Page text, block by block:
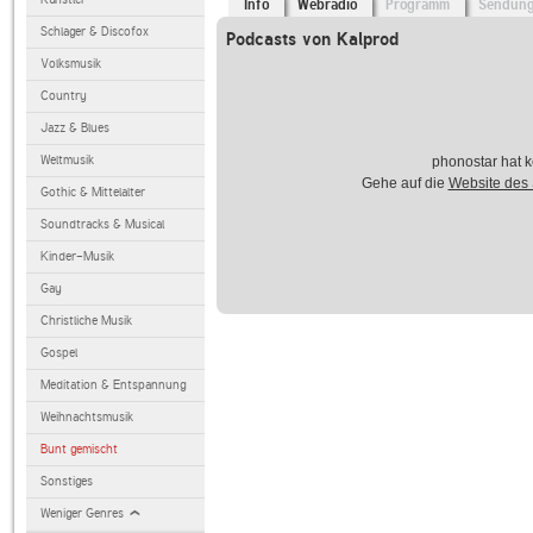
Schlager & Discofox
Volksmusik
Country
Jazz & Blues
Weltmusik
Gothic & Mittelalter
Soundtracks & Musical
Kinder-Musik
Gay
Christliche Musik
Gospel
Meditation & Entspannung
Weihnachtsmusik
Bunt gemischt
Sonstiges
Weniger Genres
Info Webradio Programm
Podcasts von Kalprod
phonostar hat
Gehe auf die Website des